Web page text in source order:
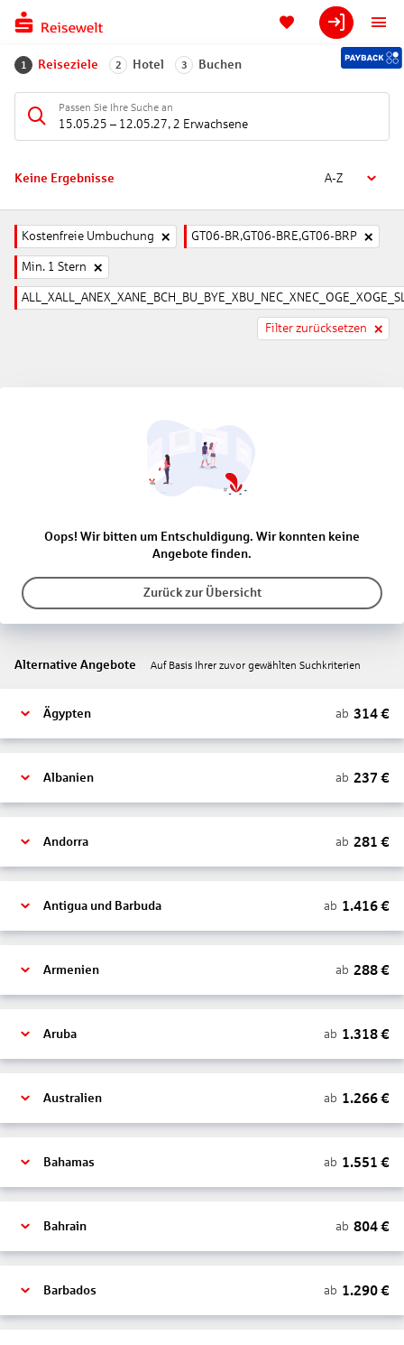
1 Reiseziele 2 Hotel 3 Buchen
Passen Sie Ihre Suche an
15.05.25 – 12.05.27, 2 Erwachsene
Keine Ergebnisse A-Z
Kostenfreie Umbuchung GT06-BR,GT06-BRE,GT06-BRP
Min. 1 Stern
Filter zurücksetzen
Oops! Wir bitten um Entschuldigung. Wir konnten keine
Angebote finden.
Zurück zur Übersicht
Alternative Angebote Auf Basis Ihrer zuvor gewählten Suchkriterien
Ägypten ab 314€
Albanien ab 237 €
Andorra ab 281 €
Antigua und Barbuda ab 1.416€
Armenien ab 288€
Aruba ab 1.318€
Australien ab 1.266€
Bahamas ab 1.551 €
Bahrain ab 804€
Barbados ab 1.290€